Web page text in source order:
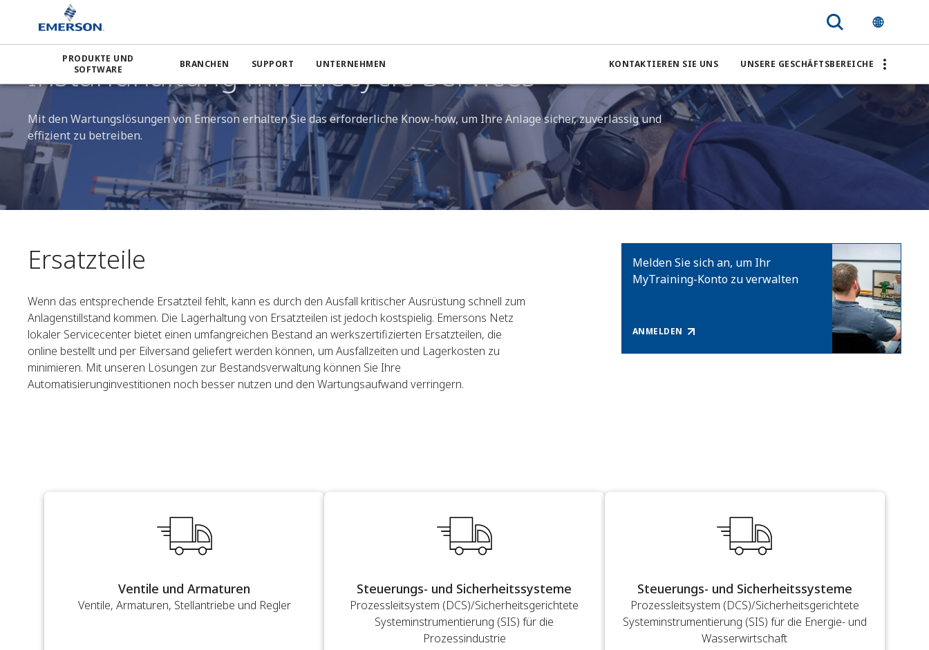
PRODUKTE UND
SOFTWARE
BRANCHEN SUPPORT UNTERNEHMEN KONTAKTIEREN SIE UNS UNSERE GESCHÄFTSBEREICHE
Emerson Lifecycle-Services
Instandhaltung mit Lifecycle Services
Mit den Wartungslösungen von Emerson erhalten Sie das erforderliche Know-how, um Ihre Anlage sicher, zuverlässig und
effizient zu betreiben.
Ersatzteile
Wenn das entsprechende Ersatzteil fehlt, kann es durch den Ausfall kritischer Ausrüstung schnell zum
Anlagenstillstand kommen. Die Lagerhaltung von Ersatzteilen ist jedoch kostspielig. Emersons Netz
lokaler Servicecenter bietet einen umfangreichen Bestand an werkszertifizierten Ersatzteilen, die
online bestellt und per Eilversand geliefert werden können, um Ausfallzeiten und Lagerkosten zu
minimieren. Mit unseren Lösungen zur Bestandsverwaltung können Sie Ihre
Automatisierunginvestitionen noch besser nutzen und den Wartungsaufwand verringern.
Melden Sie sich an, um Ihr
MyTraining-Konto zu verwalten
ANMELDEN
Ventile und Armaturen
Ventile, Armaturen, Stellantriebe und Regler
Steuerungs- und Sicherheitssysteme
Prozessleitsystem (DCS)/Sicherheitsgerichtete
Systeminstrumentierung (SIS) für die
Prozessindustrie
Steuerungs- und Sicherheitssysteme
Prozessleitsystem (DCS)/Sicherheitsgerichtete
Systeminstrumentierung (SIS) für die Energie- und
Wasserwirtschaft